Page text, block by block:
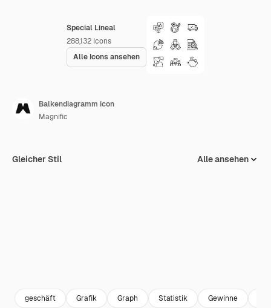
Special Lineal
288,132 Icons
Alle Icons ansehen
Balkendiagramm icon
Magnific
Gleicher Stil Alle ansehen
geschäft Grafik Graph Statistik Gewinne